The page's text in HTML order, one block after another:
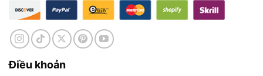
Điều khoản